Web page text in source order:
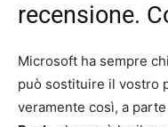
recensione.
Microsoft ha sempre
può sostituire il vostro
veramente così, a